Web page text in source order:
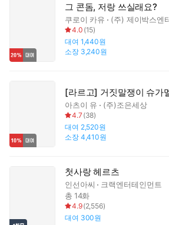
그 콘돔, 저랑 쓰실래요?
쿠로이 카유 (주) 제이박스엔
4.0 (15)
대여 1,440원
소장 3,240원
[라르고] 거짓말쟁이 슈가
아츠이 유 (주)조은세상
4.7 (38)
대여 2,520원
소장 4,410원
첫사랑 헤르츠
인선아씨
크랙엔터테인먼트
총 14화
4.9(2,556)
대여 300원